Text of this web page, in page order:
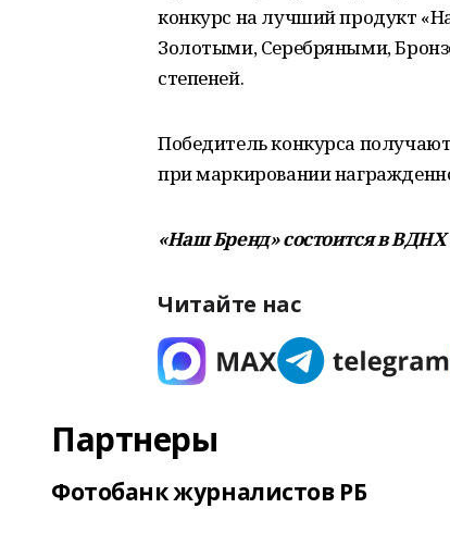
конкурс на лучший продукт
Золотыми, Серебряными,
степеней.
Победитель конкурса
при маркировании
«Наш Бренд» состоится в
Читайте нас
Партнеры
Фотобанк журналистов РБ